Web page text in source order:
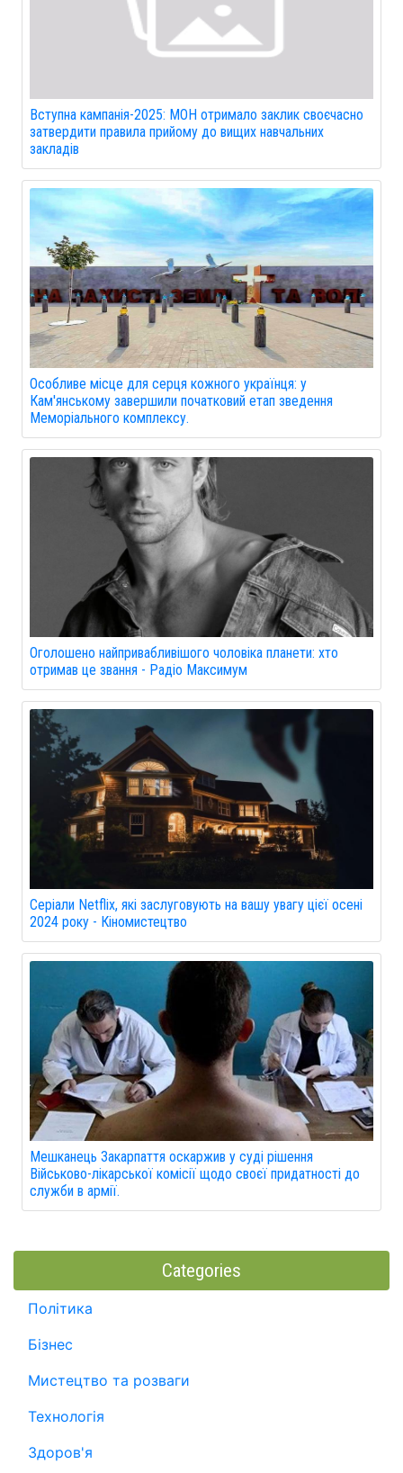
Вступна кампанія-2025: МОН отримало заклик своєчасно
затвердити правила прийому до вищих навчальних
закладів
Особливе місце для серця кожного українця: у
Кам'янському завершили початковий етап зведення
Меморіального комплексу.
Оголошено найпривабливішого чоловіка планети: хто
отримав це звання - Радіо Максимум
Серіали Netflix, які заслуговують на вашу увагу цієї осені
2024 року - Кіномистецтво
Мешканець Закарпаття оскаржив у суді рішення
Військово-лікарської комісії щодо своєї придатності до
служби в армії.
Categories
Політика
Бізнес
Мистецтво та розваги
Технологія
Здоров'я